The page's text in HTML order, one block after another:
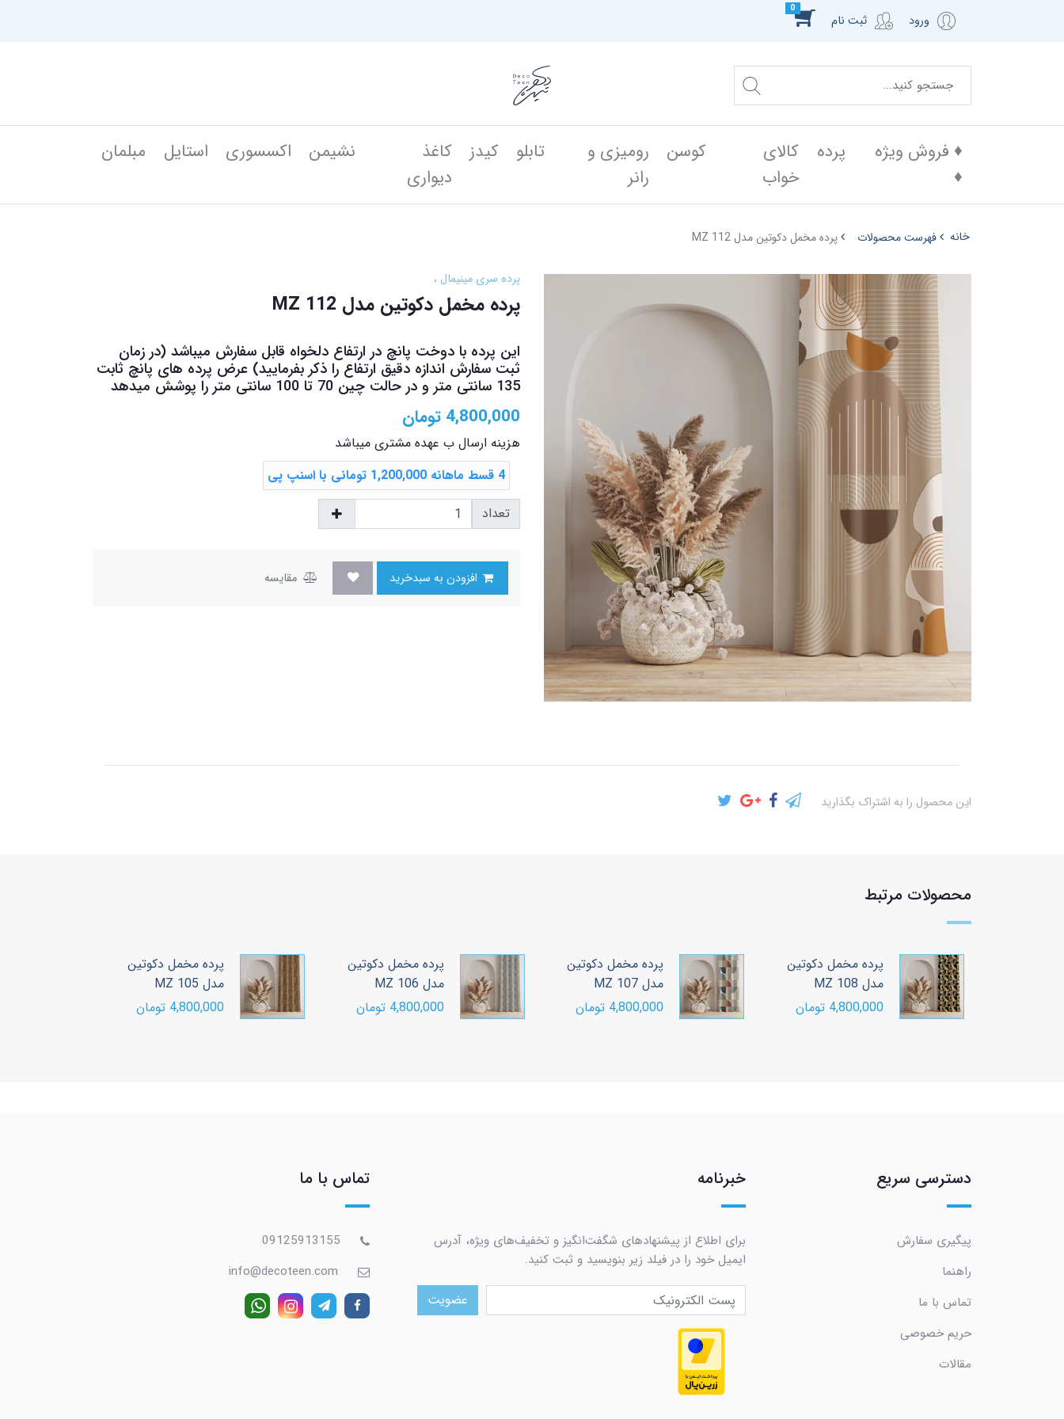
ورود ثبت نام
0
♦️ فروش ویژه
♦️
پرده
کالای
خواب
کوسن
رومیزی و
رانر
تابلو کیدز
کاغذ
دیواری
نشیمن اکسسوری استایل مبلمان
خانه فهرست محصولات پرده مخمل دکوتین مدل MZ 112
پرده سری مینیمال
پرده مخمل دکوتین مدل MZ 112
این پرده با دوخت پانچ در ارتفاع دلخواه قابل سفارش میباشد (در زمان
ثبت سفارش اندازه دقیق ارتفاع را ذکر بفرمایید) عرض پرده های پانچ ثابت
135 سانتی متر و در حالت چین 70 تا 100 سانتی متر را پوشش میدهد
4,800,000 تومان
هزینه ارسال ب عهده مشتری میباشد
4 قسط ماهانه 1,200,000 تومانی با اسنپ ‌پی
تعداد
مقایسه
این محصول را به اشتراک بگذارید
محصولات مرتبط
پرده مخمل دکوتین
مدل MZ 108
4,800,000 تومان
پرده مخمل دکوتین
مدل MZ 107
4,800,000 تومان
پرده مخمل دکوتین
مدل MZ 106
4,800,000 تومان
پرده مخمل دکوتین
مدل MZ 105
4,800,000 تومان
دسترسی سریع
پیگیری سفارش
راهنما
تماس با ما
حریم خصوصی
مقالات
خبرنامه
برای اطلاع از پیشنهادهای شگفت‌انگیز و تخفیف‌های ویژه، آدرس
ایمیل خود را در فیلد زیر بنویسید و ثبت کنید.
عضویت
تماس با ما